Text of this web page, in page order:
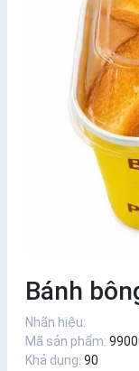
Bánh
Nhãn hiệu:
Mã sản phẩm:
Khả dụng: 90